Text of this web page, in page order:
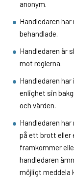
anonym.
Handledaren
behandlade.
Handledaren är
mot reglerna.
Handledaren
enlighet sin
och värden.
Handledaren
på ett brott eller
framkommer
handledaren
möjligt meddela